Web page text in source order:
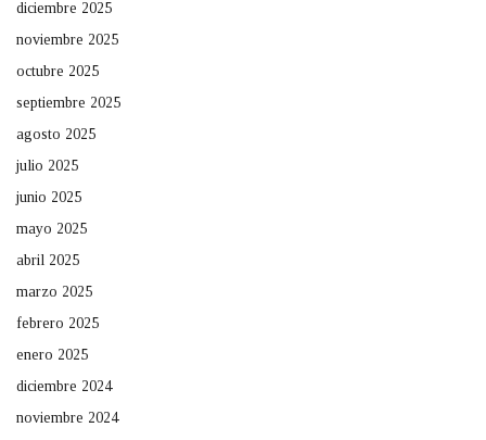
diciembre 2025
noviembre 2025
octubre 2025
septiembre 2025
agosto 2025
julio 2025
junio 2025
mayo 2025
abril 2025
marzo 2025
febrero 2025
enero 2025
diciembre 2024
noviembre 2024